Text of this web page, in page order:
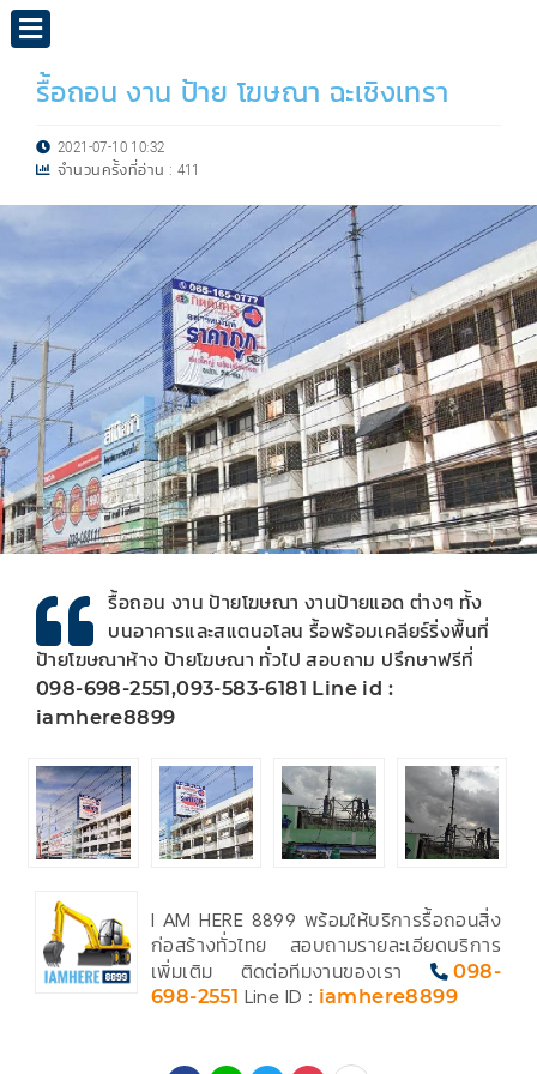
รื้อถอน งาน ป้าย โฆษณา ฉะเชิงเทรา
2021-07-10 10:32
จำนวนครั้งที่อ่าน : 411
รื้อถอน งาน ป้ายโฆษณา งานป้ายแอด ต่างๆ ทั้ง
บนอาคารและสแตนอโลน รื้อพร้อมเคลียร์ริ่งพื้นที่
ป้ายโฆษณาห้าง ป้ายโฆษณา ทั่วไป สอบถาม ปรึกษาฟรีที่
098-698-2551,093-583-6181 Line id :
iamhere8899
I AM HERE 8899 พร้อมให้บริการรื้อถอนสิ่ง
ก่อสร้างทั่วไทย สอบถามรายละเอียดบริการ
เพิ่มเติม ติดต่อทีมงานของเรา
098-
698-2551
Line ID : iamhere8899